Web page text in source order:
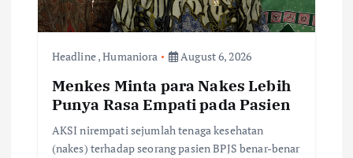
Headline,Humaniora August 6, 2026
Menkes Minta para Nakes Lebih
Punya Rasa Empati pada Pasien
AKSI nirempati sejumlah tenaga kesehatan
(nakes) terhadap seorang pasien BPJS benar-benar